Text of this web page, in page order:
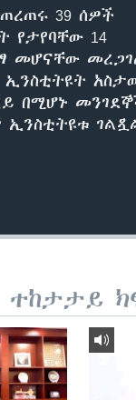
39 ሰዎች
የታየባቸው 14
መሆናቸው
በሚሆኑ
ተከታታይ